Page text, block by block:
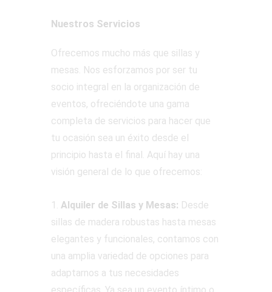
Nuestros Servicios
Ofrecemos mucho más que sillas y
mesas. Nos esforzamos por ser tu
socio integral en la organización de
eventos, ofreciéndote una gama
completa de servicios para hacer que
tu ocasión sea un éxito desde el
principio hasta el final. Aquí hay una
visión general de lo que ofrecemos:
1. Alquiler de Sillas y Mesas: Desde
sillas de madera robustas hasta mesas
elegantes y funcionales, contamos con
una amplia variedad de opciones para
adaptarnos a tus necesidades